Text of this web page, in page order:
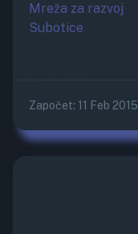
Mreža za razvoj
Subotice
Započet: 11 Feb 2015